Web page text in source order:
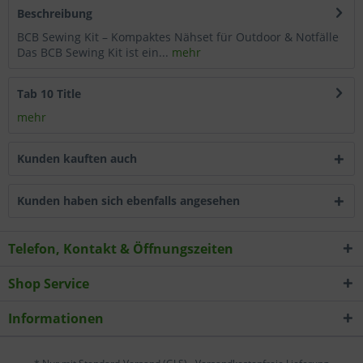
Wählen Sie nach Ihren individuellen Bedürfnissen
Cookies & Services aus:
Statistik & Tracking
Beschreibung
BCB Sewing Kit – Kompaktes Nähset für Outdoor & Notfälle
Das BCB Sewing Kit ist ein... mehr
Tab 10 Title
mehr
Kunden kauften auch
Kunden haben sich ebenfalls angesehen
Telefon, Kontakt & Öffnungszeiten
Shop Service
Informationen